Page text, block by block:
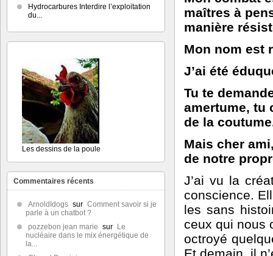
Hydrocarbures Interdire l’exploitation
du...
Les dessins de la poule
Commentaires récents
ArnoldIdogs sur Comment savoir si je
parle à un chatbot ?
pozzebon jean marie sur
Le
nucléaire dans le mix énergétique de
la...
maîtres à
manière
Mon nom est
J’ai été
Tu te
amertume, tu
de la
Mais cher
de notre
J’ai vu la
conscience.
les sans
ceux qui nous
octroyé
Et demain, il